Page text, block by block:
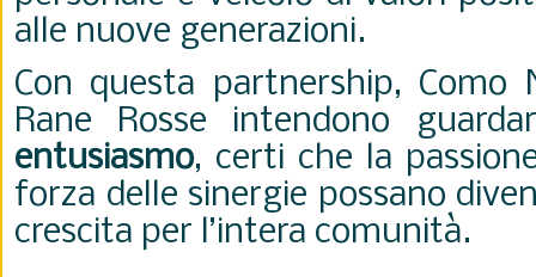
alle nuove generazioni.
Con questa partnership,
Rane Rosse intendono
entusiasmo, certi che la
forza delle sinergie possano
crescita per l’intera comunità.